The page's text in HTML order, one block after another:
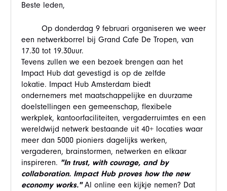
Beste leden,
Op donderdag 9 februari organiseren we weer
een netwerkborrel bij Grand Cafe De Tropen, van
17.30 tot 19.30uur.
Tevens zullen we een bezoek brengen aan het
Impact Hub dat gevestigd is op de zelfde
lokatie. Impact Hub Amsterdam biedt
ondernemers met maatschappelijke en duurzame
doelstellingen een gemeenschap, flexibele
werkplek, kantoorfaciliteiten, vergaderruimtes en een
wereldwijd netwerk bestaande uit 40+ locaties waar
meer dan 5000 pioniers dagelijks werken,
vergaderen, brainstormen, netwerken en elkaar
inspireren. "In trust, with courage, and by
collaboration. Impact Hub proves how the new
economy works."Al online een kijkje nemen? Dat